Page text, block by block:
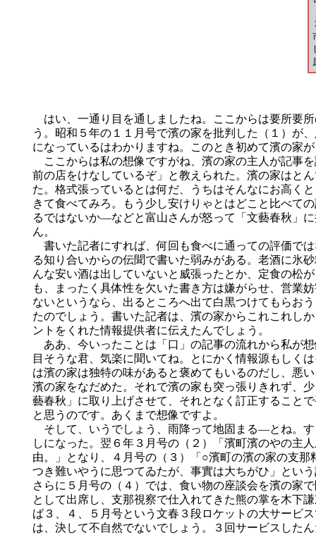
はい、一通り目を通しましたね。ここからは要所要
う。昭和５年の１１月号で濱の家を批判した（１）が
になっているはわかりますね。このとき初めて濱の家
ここからは私の想像ですがね、濱の家の主人が記事
前の店をけなしているぞ」と教えられた。濱の家はと
た。格式張っているとは何だ、うちはそんなにお高く
きて食べてみろ。もう少し安けりゃとはどこと比べて
るではないか―などと富山さんが怒って「文藝春秋」
ん。
書いた記者にすれば、何回も食べに通っての評価で
る知り合いからの伝聞で書いた弱みがある。老酒に氷
んな安い酒は出していないと威張ったとか、定食の松
も、まったく具体性を欠いた書き方は嫌がらせ、営業
ないというなら、出るところへ出て白黒つけてもらお
たのでしょう。書いた記者は、濱の家からこれこれし
ントをくれた情報提供者に伝えたんでしょう。
ああ、今いったことは「口」の記事の流れから私が
目そうな君、気楽に聞いてね。とにかく情報源もしく
は濱の家は独特の味があると褒めてもいるのだし、悪
濱の家をなだめた。それで濱の家も突っ張りきれず、
藝春秋」に取り上げさせて、それとなく訂正すること
と思うのです。あくまで想像ですよ。
そして、いうでしょう、雨降って地固まる―とね。
しになった。翌６年３月号の（２）「濱町濱のやの主
由。」となり、４月号の（３）「○濱町の濱の家の支
つき難いやうに思つてゐたが、事實は大ちがひ」とい
さらに５月号の（４）では、食い物の座談会を濱の家
として出席し、支那視察で仕入れてきた熊の掌を木下
ば３、４、５月号という文春３段ロケットの大サービ
は、決して不自然でないでしょう。３回サービスした